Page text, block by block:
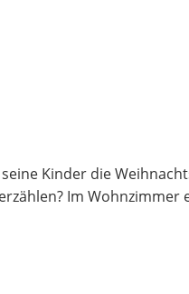
Kinder die
Im Wohnzimmer